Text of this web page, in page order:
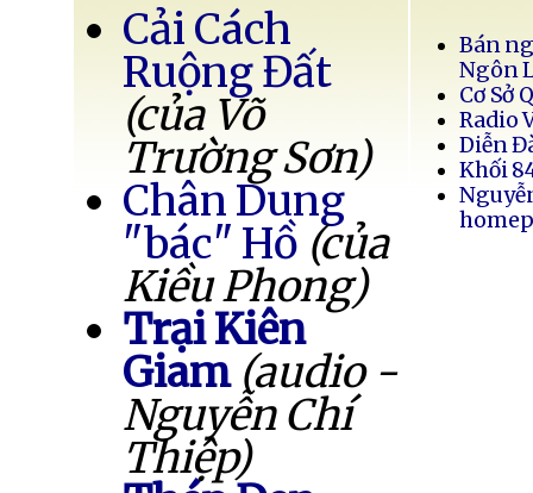
Cải Cách
Ruộng Đất
(của Võ
Trường Sơn)
Chân Dung
"bác" Hồ (của
Kiều Phong)
Trại Kiên
Giam (audio -
Nguyễn Chí
Thiệp)
Bán
Ngôn
Cơ Sở
Radio
Diễn
Khối